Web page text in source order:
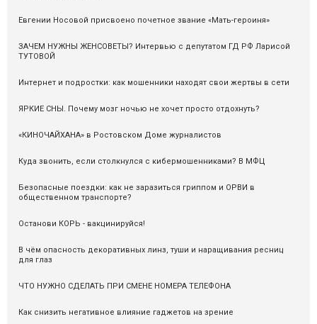
Евгении Носовой присвоено почетное звание «Мать-героиня»
ЗАЧЕМ НУЖНЫ ЖЕНСОВЕТЫ? Интервью с депутатом ГД РФ Ларисой
ТУТОВОЙ
Интернет и подростки: как мошенники находят свои жертвы в сети
ЯРКИЕ СНЫ. Почему мозг ночью не хочет просто отдохнуть?
«КИНОЧАЙХАНА» в Ростовском Доме журналистов
Куда звонить, если столкнулся с кибермошенниками? В МФЦ
Безопасные поездки: как не заразиться гриппом и ОРВИ в
общественном транспорте?
Останови КОРЬ - вакцинируйся!
В чём опасность декоративных линз, туши и наращивания ресниц
для глаз
ЧТО НУЖНО СДЕЛАТЬ ПРИ СМЕНЕ НОМЕРА ТЕЛЕФОНА
Как снизить негативное влияние гаджетов на зрение